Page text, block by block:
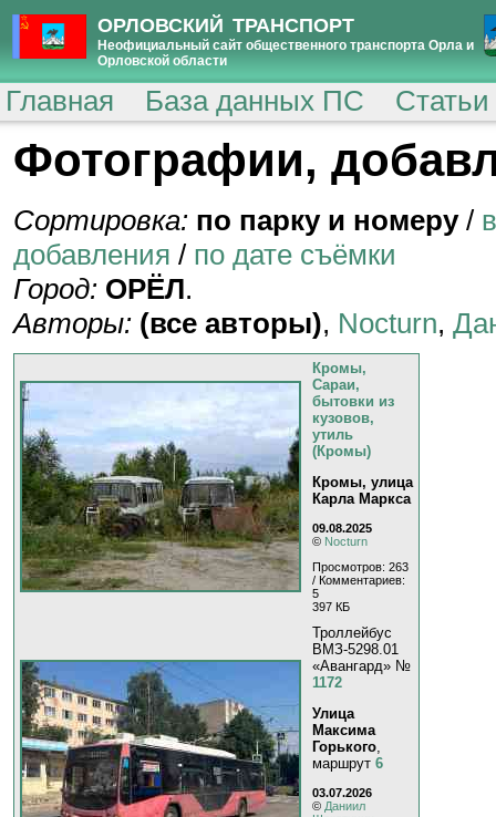
ОРЛОВСКИЙ ТРАНСПОРТ
Неофициальный сайт общественного транспорта Орла и
Орловской области
Главная База данных ПС
Фотографии,
Сортировка: по парку и номеру/
добавления / по дате съёмки
Город: ОРЁЛ.
Авторы: (все авторы), Nocturn,
Кромы,
Сараи,
бытовки из
кузовов,
утиль
(Кромы)
Кромы, улица
Карла Маркса
09.08.2025
© Nocturn
Просмотров: 263
/ Комментариев:
5
397 КБ
Троллейбус
ВМЗ-5298.01
«Авангард» №
1172
Улица
Максима
Горького,
маршрут 6
03.07.2026
© Даниил